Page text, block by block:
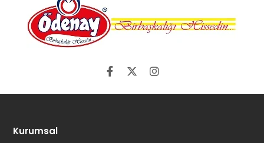
Kurumsal